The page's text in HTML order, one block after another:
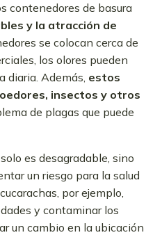
contenedores de basura
y la atracción de
se colocan cerca de
los olores pueden
diaria. Además, estos
insectos y otros
de plagas que puede
es desagradable, sino
un riesgo para la salud
por ejemplo,
y contaminar los
un cambio en la ubicación